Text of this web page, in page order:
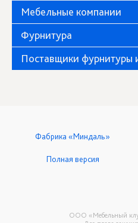
Мебельные компании
Фурнитура
Поставщики фурнитуры
ООО «Мебельный
Фабрика «Миндаль»
Полная версия